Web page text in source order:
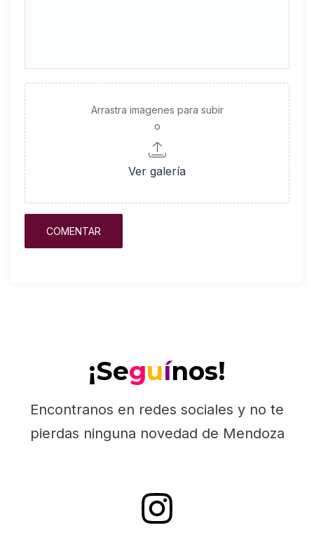
Arrastra imagenes para subir
o
Ver galería
¡Seguínos!
Encontranos en redes sociales y no te
pierdas ninguna novedad de Mendoza